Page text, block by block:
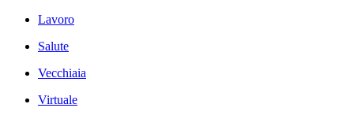
Lavoro
Salute
Vecchiaia
Virtuale